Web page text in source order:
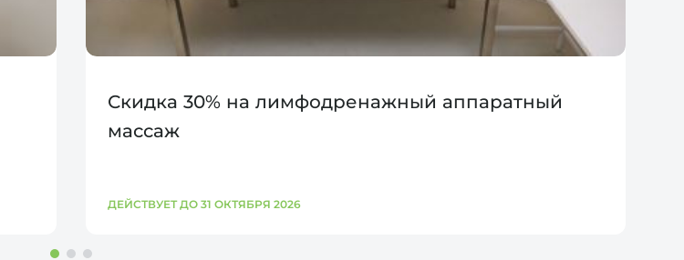
Скидка 30% на лимфодренажный аппаратный
массаж
ДЕЙСТВУЕТ ДО 31 ОКТЯБРЯ 2026